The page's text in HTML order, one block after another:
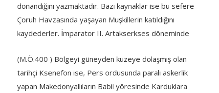
donandığını yazmaktadır. Bazı kaynaklar ise bu sefere
Çoruh Havzasında yaşayan Muşkillerin katıldığını
kaydederler. İmparator II. Artakserkses döneminde
(M.Ö.400 ) Bölgeyi güneyden kuzeye dolaşmış olan
tarihçi Ksenefon ise, Pers ordusunda paralı askerlik
yapan Makedonyallıların Babil yöresinde Karduklara